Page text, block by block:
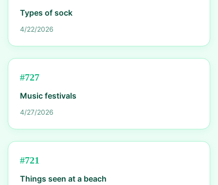
Types of sock
4/22/2026
#727
Music festivals
4/27/2026
#721
Things seen at a beach